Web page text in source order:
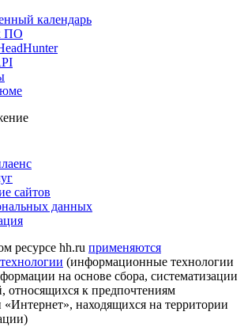
календарь
ПО
сайтов
данных
ресурсе hh.ru применяются
(информационные технологии
на основе сбора, систематизации
относящихся к предпочтениям
«Интернет», находящихся на территории